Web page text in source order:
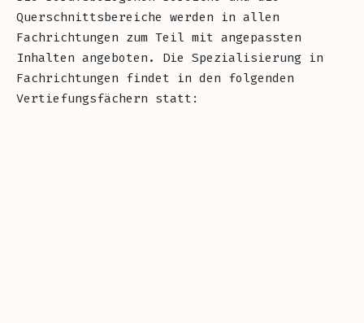
Querschnittsbereiche werden in allen
Fachrichtungen zum Teil mit angepassten
Inhalten angeboten. Die Spezialisierung in
Fachrichtungen findet in den folgenden
Vertiefungsfächern statt: